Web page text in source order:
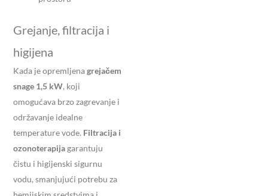
Grejanje, filtracija i
higijena
Kada je opremljenagrejačem
snage 1,5 kW, koji
omogućava brzo zagrevanje i
održavanje idealne
temperature vode. Filtracija i
ozonoterapija garantuju
čistu i higijenski sigurnu
vodu, smanjujući potrebu za